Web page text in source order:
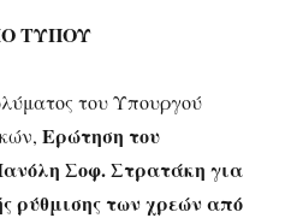
ΤΥΠΟΥ
του Υπουργού
Ερώτηση του
Σοφ. Στρατάκη για
ρύθμισης των χρεών από